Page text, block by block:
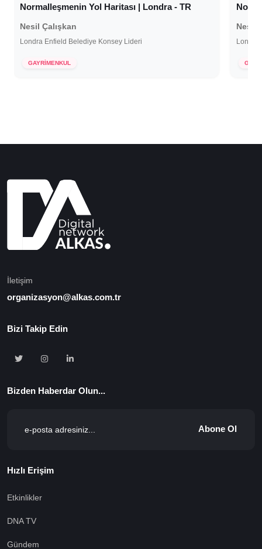
Normalleşmenin Yol Haritası | Londra - TR
Nesil Çalışkan
Londra Enfield Belediye Konsey Lideri
GAYRİMENKUL
Nesil
Londra
İletişim
organizasyon@alkas.com.tr
Bizi Takip Edin
Bizden Haberdar Olun...
Abone Ol
Hızlı Erişim
Etkinlikler
DNA TV
Gündem